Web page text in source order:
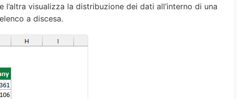
visualizza la distribuzione dei dati all’interno di una
a discesa.